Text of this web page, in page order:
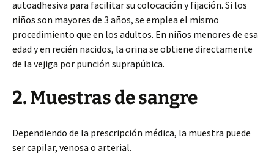
autoadhesiva para facilitar su colocación y fijación. Si los
niños son mayores de 3 años, se emplea el mismo
procedimiento que en los adultos. En niños menores de esa
edad y en recién nacidos, la orina se obtiene directamente
de la vejiga por punción suprapúbica.
2. Muestras de sangre
Dependiendo de la prescripción médica, la muestra puede
ser capilar, venosa o arterial.